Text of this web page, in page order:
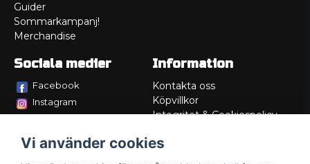
Guider
Sommarkampanj!
Merchandise
Sociala medier
Facebook
Instagram
Information
Kontakta oss
Köpvillkor
Integritet & Cookiespolicy
Service/Garanti
Vi använder cookies